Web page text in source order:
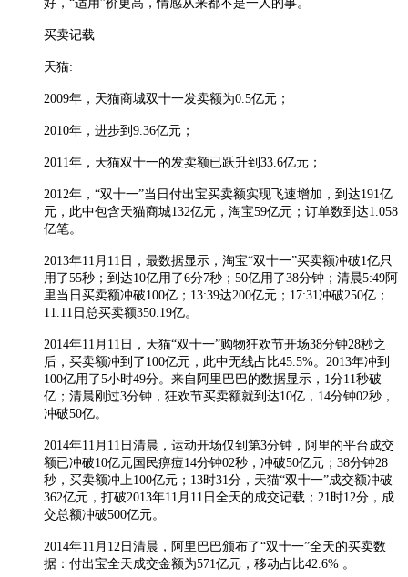
好，“适用”价更高，情感从来都不是一人的事。
买卖记载
天猫:
2009年，天猫商城双十一发卖额为0.5亿元；
2010年，进步到9.36亿元；
2011年，天猫双十一的发卖额已跃升到33.6亿元；
2012年，“双十一”当日付出宝买卖额实现飞速增加，到达191亿
元，此中包含天猫商城132亿元，淘宝59亿元；订单数到达1.058
亿笔。
2013年11月11日，最数据显示，淘宝“双十一”买卖额冲破1亿只
用了55秒；到达10亿用了6分7秒；50亿用了38分钟；清晨5:49阿
里当日买卖额冲破100亿；13:39达200亿元；17:31冲破250亿；
11.11日总买卖额350.19亿。
2014年11月11日，天猫“双十一”购物狂欢节开场38分钟28秒之
后，买卖额冲到了100亿元，此中无线占比45.5%。2013年冲到
100亿用了5小时49分。来自阿里巴巴的数据显示，1分11秒破
亿；清晨刚过3分钟，狂欢节买卖额就到达10亿，14分钟02秒，
冲破50亿。
2014年11月11日清晨，运动开场仅到第3分钟，阿里的平台成交
额已冲破10亿元国民痹痘14分钟02秒，冲破50亿元；38分钟28
秒，买卖额冲上100亿元；13时31分，天猫“双十一”成交额冲破
362亿元，打破2013年11月11日全天的成交记载；21时12分，成
交总额冲破500亿元。
2014年11月12日清晨，阿里巴巴颁布了“双十一”全天的买卖数
据：付出宝全天成交金额为571亿元，移动占比42.6% 。